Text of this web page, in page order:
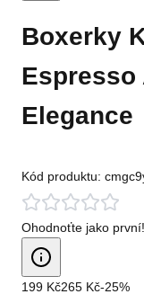
Boxerky
Espresso
Elegance
Kód produktu:
Ohodnoťte jako první!
199 Kč265 Kč-25%